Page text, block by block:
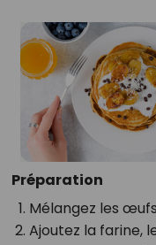
Préparation
Mélangez les
Ajoutez la farine,